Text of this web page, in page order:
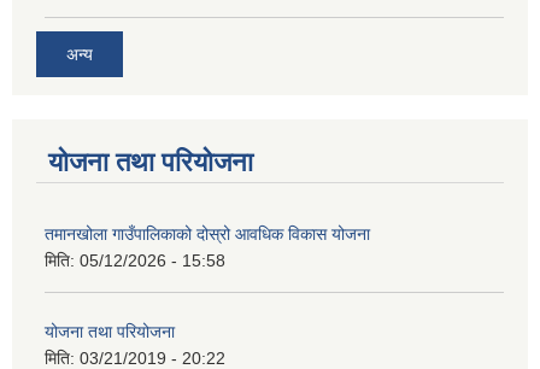
अन्य
योजना तथा परियोजना
तमानखोला गाउँपालिकाको दोस्रो आवधिक विकास योजना
मिति: 05/12/2026 - 15:58
योजना तथा परियोजना
मिति: 03/21/2019 - 20:22